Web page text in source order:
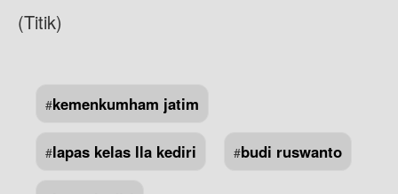
(Titik)
#kemenkumham jatim
#lapas kelas lla kediri #budi ruswanto